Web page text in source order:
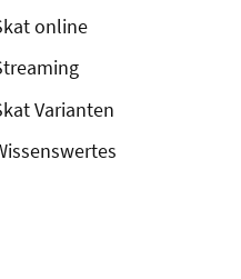
online
Varianten